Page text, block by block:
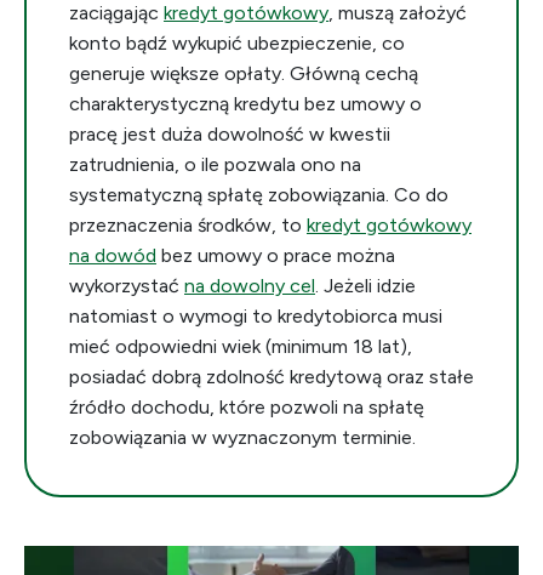
zaciągając kredyt gotówkowy, muszą założyć
konto bądź wykupić ubezpieczenie, co
generuje większe opłaty. Główną cechą
charakterystyczną kredytu bez umowy o
pracę jest duża dowolność w kwestii
zatrudnienia, o ile pozwala ono na
systematyczną spłatę zobowiązania. Co do
przeznaczenia środków, to kredyt gotówkowy
na dowód bez umowy o prace można
wykorzystać na dowolny cel. Jeżeli idzie
natomiast o wymogi to kredytobiorca musi
mieć odpowiedni wiek (minimum 18 lat),
posiadać dobrą zdolność kredytową oraz stałe
źródło dochodu, które pozwoli na spłatę
zobowiązania w wyznaczonym terminie.